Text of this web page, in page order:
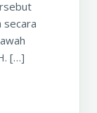
secara
[…]